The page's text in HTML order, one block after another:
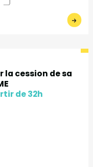
la cession de sa